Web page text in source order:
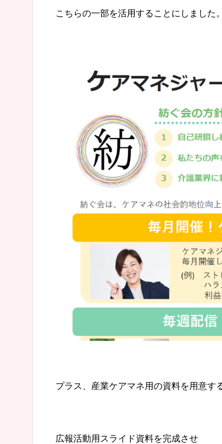
こちらの一部を活用することにしました
プラス、産業ケアマネ用の資料を用意す
広報活動用スライド資料を完成させ